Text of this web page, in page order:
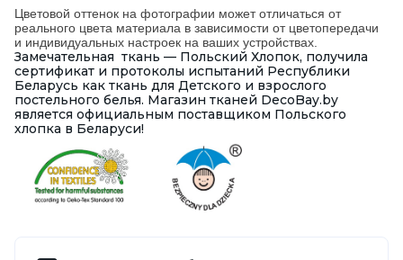
Цветовой оттенок на фотографии может отличаться от
реального цвета материала в зависимости от цветопередачи
и индивидуальных настроек на ваших устройствах.
Замечательная ткань — Польский Хлопок, получила
сертификат и протоколы испытаний Республики
Беларусь как ткань для Детского и взрослого
постельного белья. Магазин тканей DecoBay.by
является официальным поставщиком Польского
хлопка в Беларуси!